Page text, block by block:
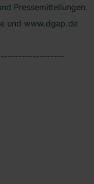
Pressemitteilungen.
und www.dgap.de